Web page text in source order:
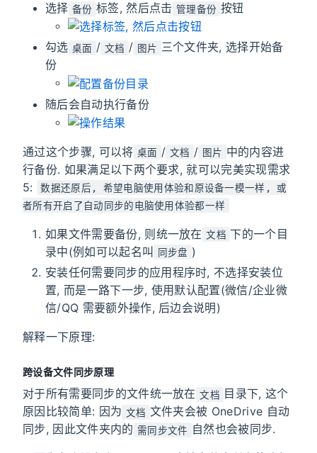
选择 备份 标签, 然后点击 管理备份 按钮
勾选 桌面 / 文档 / 图片 三个文件夹, 选择开始备
份
随后会自动执行备份
通过这个步骤, 可以将 桌面 / 文档 / 图片 中的内容进
行备份. 如果满足以下两个要求, 就可以完美实现需求
5:
数据还原后, 希望电脑使用体验和原设备一模一样, 或
者所有开启了自动同步的电脑使用体验都一样
如果文件需要备份, 则统一放在 文档 下的一个目
录中(例如可以起名叫
同步盘 )
安装任何需要同步的应用程序时, 不选择安装位
置, 而是一路下一步, 使用默认配置(微信/企业微
信/QQ 需要额外操作, 后边会说明)
解释一下原理:
跨设备文件同步原理
对于所有需要同步的文件统一放在 文档 目录下, 这个
原因比较简单: 因为 文档 文件夹会被 OneDrive 自动
同步, 因此文件夹内的 需同步文件 自然也会被同步.